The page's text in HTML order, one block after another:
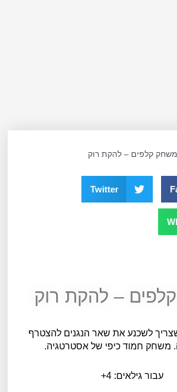
קלפים – להקת רוק
Twitter
– להקת רוק
לשכנע את שאר הנגנים להצטרף
משחק חמוד כיפי של אסטרטגיה.
עבור גילאים: 4+